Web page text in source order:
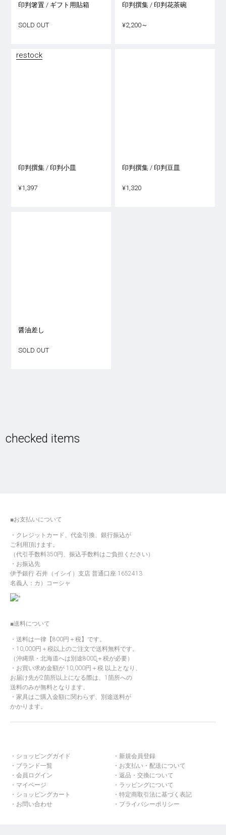
印判箸置 / ギフト用貼箱
SOLD OUT
印判撰集 / 印判花茶碗
¥2,200～
restock
印判撰集 / 印判小皿
¥1,397
印判撰集 / 印判豆皿
¥1,320
醤油差し
SOLD OUT
checked items
■お支払いについて
クレジットカード、代金引換、銀行振込が
ご利用頂けます。
（代引手数料350円、振込手数料はご負担ください）
お振込先
伊予銀行 石井（イシイ）支店 普通口座 1652413
名義人：カ）コーシャ
■送料について
送料は一律【800円＋税】です。
10,000円＋税以上のご注文で送料無料です。
（沖縄県・北海道へは別途800円̟＋税が必要）
お買い求め金額が 10,000円＋税 以上となり、
お届け先が2箇所以上になる際は、1箇所への
送料のみが無料となります。
家具はご購入金額に関わらず、別途送料が
かかります。
ショッピングガイド
新規会員登録
ブランド一覧
お支払い・配送について
会員ログイン
返品・交換について
マイページ
ラッピングについて
ショッピングカート
特定商取引法に基づく表記
お問い合わせ
プライバシーポリシー